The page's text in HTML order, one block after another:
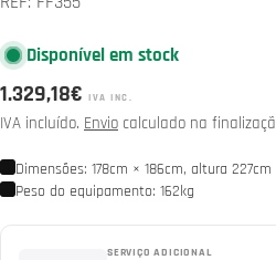
Disponível em stock
Preço
normal
1.329,18€ IVA INC.
IVA incluído. Envio calculado na
Dimensões: 178cm × 186cm, altura 227cm
Peso do equipamento: 162kg
SERVIÇO ADICIONAL